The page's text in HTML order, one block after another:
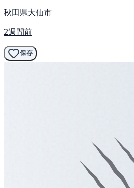
秋田県大仙市
2週間前
保存